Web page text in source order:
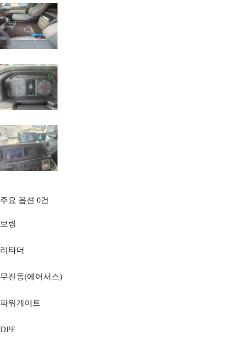
주요 옵션 0건
보링
리타더
무진동(에어서스)
파워게이트
DPF